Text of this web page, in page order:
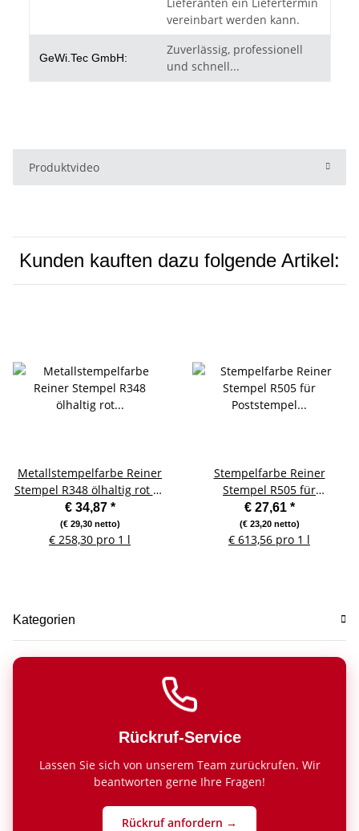
vereinbart werden kann.
GeWi.Tec GmbH:
Zuverlässig, professionell
und schnell...
Produktvideo
Kunden kauften dazu folgende Artikel:
Metallstempelfarbe Reiner
Stempel R348 ölhaltig rot 45
ml 3 Stück
€ 34,87 *
(€ 29,30 netto)
€ 258,30 pro 1 l
Stempelfarbe Reiner
Stempel R505 für
Poststempel schwarz
€ 27,61 *
(€ 23,20 netto)
€ 613,56 pro 1 l
Kategorien
Rückruf-Service
Lassen Sie sich von unserem Team zurückrufen. Wir
beantworten gerne Ihre Fragen!
Rückruf anfordern →